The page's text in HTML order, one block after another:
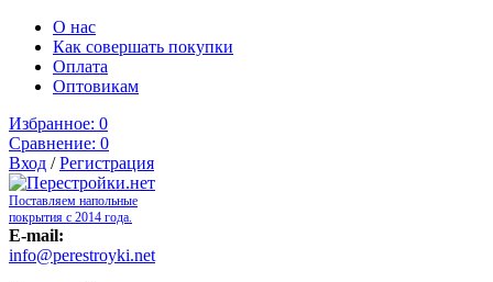
О нас
Как совершать покупки
Оплата
Оптовикам
Избранное: 0
Сравнение: 0
Вход /Регистрация
Поставляем напольные
покрытия с 2014 года.
E-mail:
info@perestroyki.net